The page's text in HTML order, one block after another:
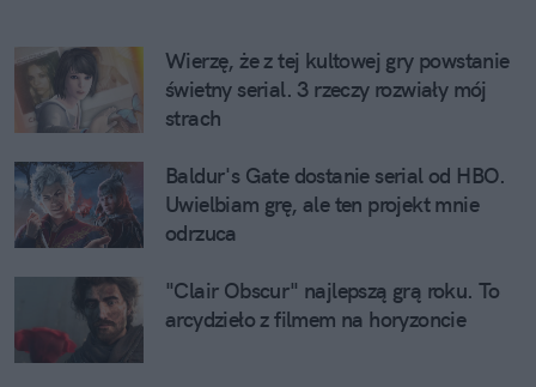
Wierzę, że z tej kultowej gry powstanie
świetny serial. 3 rzeczy rozwiały mój
strach
Baldur's Gate dostanie serial od HBO.
Uwielbiam grę, ale ten projekt mnie
odrzuca
"Clair Obscur" najlepszą grą roku. To
arcydzieło z filmem na horyzoncie